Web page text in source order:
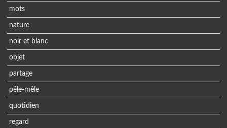
mots
nature
noir et blanc
objet
partage
pêle-mêle
quotidien
regard